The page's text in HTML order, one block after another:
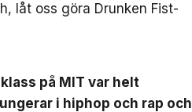
låt oss göra Drunken Fist-
på MIT var helt
i hiphop och rap och